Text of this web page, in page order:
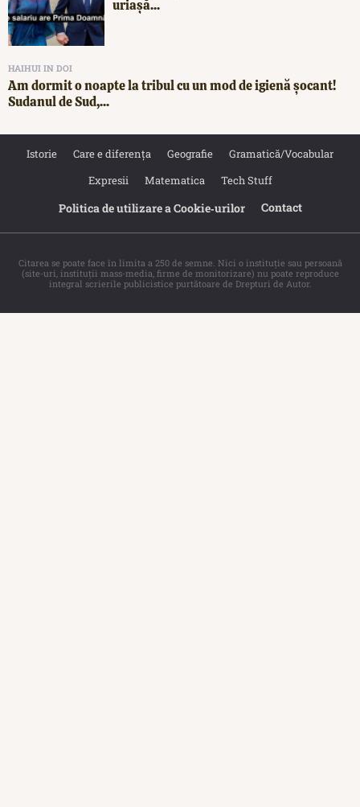
uriașă...
HAIHUI IN DOI
Am dormit o noapte la tribul cu un mod de igienă șocant!
Sudanul de Sud,...
Istorie Care e diferența Geografie
Gramatică/Vocabular
Expresii
Matematica Tech Stuff
Politica de utilizare a Cookie‐urilor Contact
Citarea se poate face în limita a 250 de semne. Nici o instituţie sau persoană
(site-uri, instituţii mass-media, firme de monitorizare) nu poate reproduce
integral scrierile publicistice purtătoare de Drepturi de Autor.